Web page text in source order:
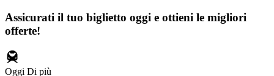
Assicurati il ​​tuo biglietto oggi e ottieni le migliori
offerte!
Oggi Di più